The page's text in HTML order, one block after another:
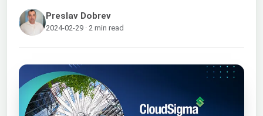
Preslav Dobrev
2024-02-29 · 2 min read